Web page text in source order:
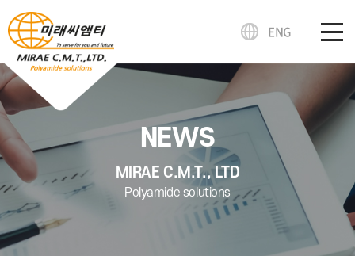
ENG
NEWS
MIRAE C.M.T., LTD
Polyamide solutions